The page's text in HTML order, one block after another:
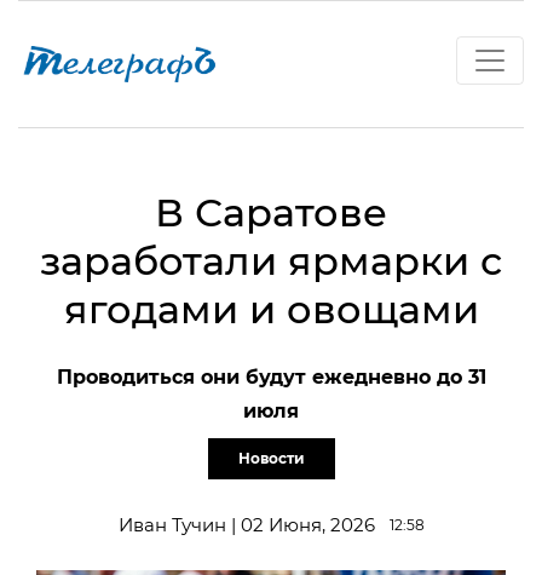
В Саратове
заработали ярмарки с
ягодами и овощами
Проводиться они будут ежедневно до 31
июля
Новости
Иван Тучин | 02 Июня, 2026 12:58